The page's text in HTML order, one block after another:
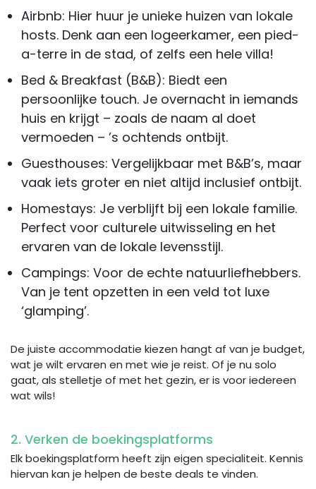
Airbnb: Hier huur je unieke huizen van lokale
hosts. Denk aan een logeerkamer, een pied-
a-terre in de stad, of zelfs een hele villa!
Bed & Breakfast (B&B): Biedt een
persoonlijke touch. Je overnacht in iemands
huis en krijgt – zoals de naam al doet
vermoeden – ’s ochtends ontbijt.
Guesthouses: Vergelijkbaar met B&B’s, maar
vaak iets groter en niet altijd inclusief ontbijt.
Homestays: Je verblijft bij een lokale familie.
Perfect voor culturele uitwisseling en het
ervaren van de lokale levensstijl.
Campings: Voor de echte natuurliefhebbers.
Van je tent opzetten in een veld tot luxe
‘glamping’.
De juiste accommodatie kiezen hangt af van je budget,
wat je wilt ervaren en met wie je reist. Of je nu solo
gaat, als stelletje of met het gezin, er is voor iedereen
wat wils!
2. Verken de boekingsplatforms
Elk boekingsplatform heeft zijn eigen specialiteit. Kennis
hiervan kan je helpen de beste deals te vinden.